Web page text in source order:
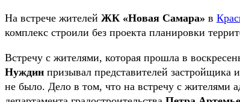
На встрече жителей ЖК «Новая Самара» в
комплекс строили без проекта планировки
Встречу с жителями, которая прошла в
Нуждин призывал представителей застройщика
не было. Дело в том, что на встречу с жителями